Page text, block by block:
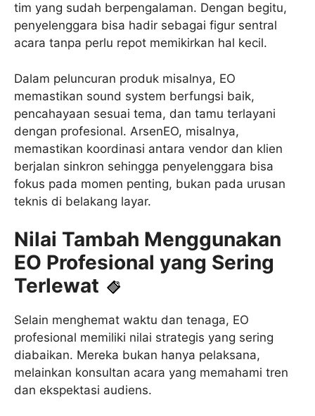
tim yang sudah berpengalaman. Dengan begitu,
penyelenggara bisa hadir sebagai figur sentral
acara tanpa perlu repot memikirkan hal kecil.
Dalam peluncuran produk misalnya, EO
memastikan sound system berfungsi baik,
pencahayaan sesuai tema, dan tamu terlayani
dengan profesional. ArsenEO, misalnya,
memastikan koordinasi antara vendor dan klien
berjalan sinkron sehingga penyelenggara bisa
fokus pada momen penting, bukan pada urusan
teknis di belakang layar.
Nilai Tambah Menggunakan
EO Profesional yang Sering
Terlewat
Selain menghemat waktu dan tenaga, EO
profesional memiliki nilai strategis yang sering
diabaikan. Mereka bukan hanya pelaksana,
melainkan konsultan acara yang memahami tren
dan ekspektasi audiens.